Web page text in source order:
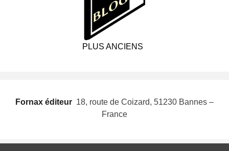
PLUS ANCIENS
Fornax éditeur  18, route de Coizard, 51230 Bannes –
France